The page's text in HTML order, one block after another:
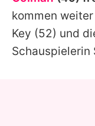
kommen
Key (52) und
Schauspielerin